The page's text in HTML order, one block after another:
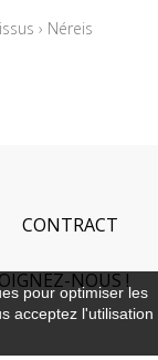
› Néreis
CONTRACT
NOUS !
pour optimiser les
acceptez l'utilisation